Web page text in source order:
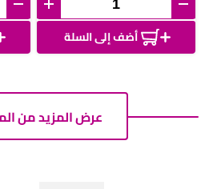
أضف إلى السلة
عرض المزيد من